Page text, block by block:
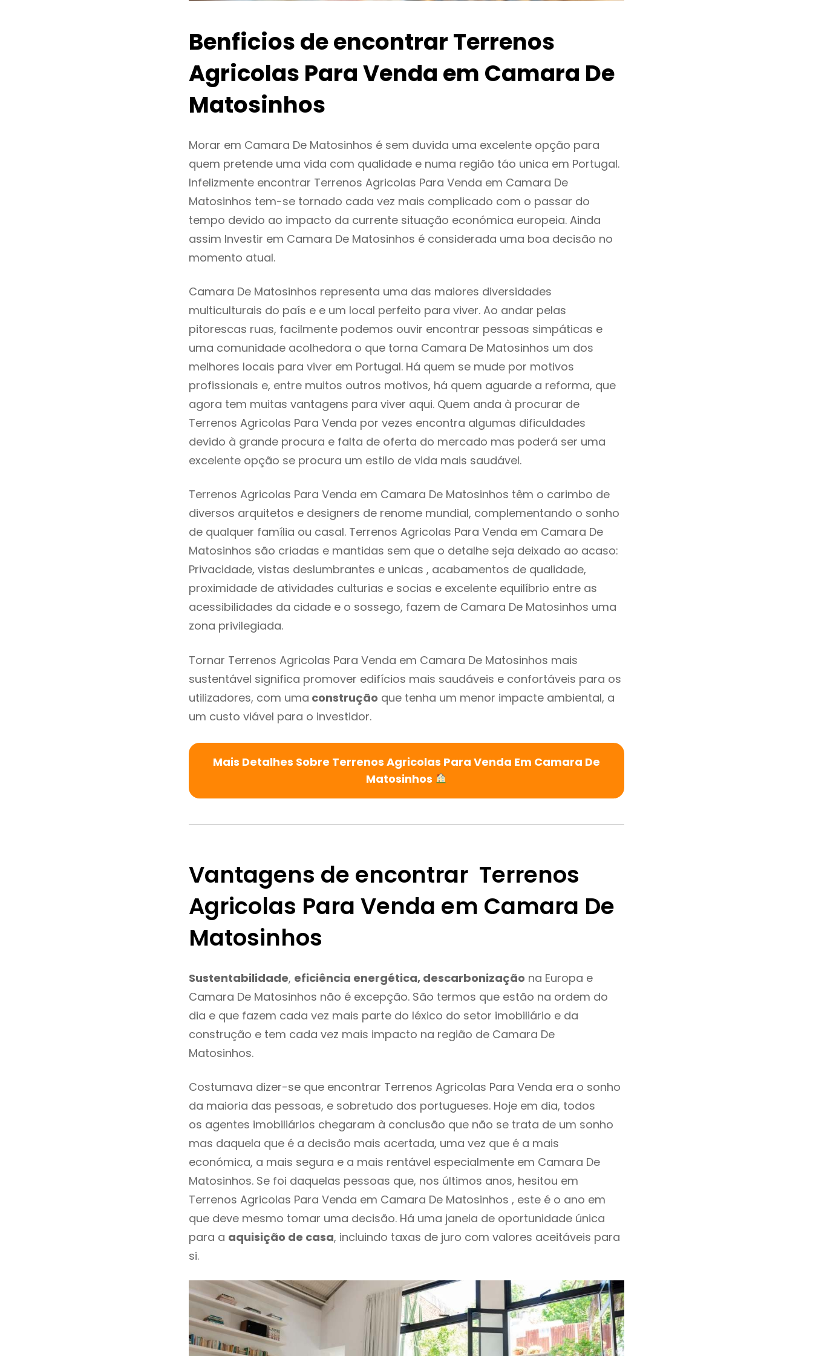
Benficios de encontrar Terrenos
Agricolas Para Venda em Camara De
Matosinhos
Morar em Camara De Matosinhos é sem duvida uma excelente opção para
quem pretende uma vida com qualidade e numa região táo unica em Portugal.
Infelizmente encontrar Terrenos Agricolas Para Venda em Camara De
Matosinhos tem-se tornado cada vez mais complicado com o passar do
tempo devido ao impacto da currente situação económica europeia. Ainda
assim Investir em Camara De Matosinhos é considerada uma boa decisão no
momento atual.
Camara De Matosinhos representa uma das maiores diversidades
multiculturais do país e e um local perfeito para viver. Ao andar pelas
pitorescas ruas, facilmente podemos ouvir encontrar pessoas simpáticas e
uma comunidade acolhedora o que torna Camara De Matosinhos um dos
melhores locais para viver em Portugal. Há quem se mude por motivos
profissionais e, entre muitos outros motivos, há quem aguarde a reforma, que
agora tem muitas vantagens para viver aqui. Quem anda à procurar de
Terrenos Agricolas Para Venda por vezes encontra algumas dificuldades
devido à grande procura e falta de oferta do mercado mas poderá ser uma
excelente opção se procura um estilo de vida mais saudável.
Terrenos Agricolas Para Venda em Camara De Matosinhos têm o carimbo de
diversos arquitetos e designers de renome mundial, complementando o sonho
de qualquer família ou casal. Terrenos Agricolas Para Venda em Camara De
Matosinhos são criadas e mantidas sem que o detalhe seja deixado ao acaso:
Privacidade, vistas deslumbrantes e unicas , acabamentos de qualidade,
proximidade de atividades culturias e socias e excelente equilíbrio entre as
acessibilidades da cidade e o sossego, fazem de Camara De Matosinhos uma
zona privilegiada.
Tornar Terrenos Agricolas Para Venda em Camara De Matosinhos mais
sustentável significa promover edifícios mais saudáveis e confortáveis para os
utilizadores, com uma construção que tenha um menor impacte ambiental, a
um custo viável para o investidor.
Mais Detalhes Sobre Terrenos Agricolas Para Venda Em Camara De
Matosinhos
Vantagens de encontrar Terrenos
Agricolas Para Venda em Camara De
Matosinhos
Sustentabilidade, eficiência energética, descarbonização na Europa e
Camara De Matosinhos não é excepção. São termos que estão na ordem do
dia e que fazem cada vez mais parte do léxico do setor imobiliário e da
construção e tem cada vez mais impacto na região de Camara De
Matosinhos.
Costumava dizer-se que encontrar Terrenos Agricolas Para Venda era o sonho
da maioria das pessoas, e sobretudo dos portugueses. Hoje em dia, todos
os agentes imobiliários chegaram à conclusão que não se trata de um sonho
mas daquela que é a decisão mais acertada, uma vez que é a mais
económica, a mais segura e a mais rentável especialmente em Camara De
Matosinhos. Se foi daquelas pessoas que, nos últimos anos, hesitou em
Terrenos Agricolas Para Venda em Camara De Matosinhos , este é o ano em
que deve mesmo tomar uma decisão. Há uma janela de oportunidade única
para a aquisição de casa, incluindo taxas de juro com valores aceitáveis para
si.